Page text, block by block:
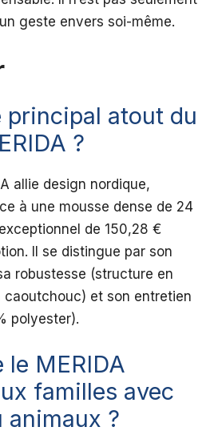
geste envers soi-même.
principal atout du
?
allie design nordique,
à une mousse dense de 24
de 150,28 €
Il se distingue par son
robustesse (structure en
caoutchouc) et son entretien
polyester).
le MERIDA
familles avec
animaux ?